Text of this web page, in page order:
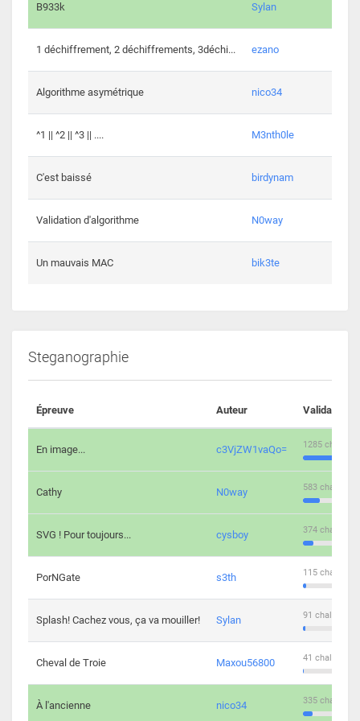
B933k Sylan
1 déchiffrement, 2 déchiffrements, 3déchi... ezano
Algorithme asymétrique nico34
^1 || ^2 || ^3 || .... M3nth0le
C'est baissé birdynam
Validation d'algorithme N0way
Un mauvais MAC bik3te
Steganographie
Épreuve Auteur Validations
En image... c3VjZW1vaQo= 1285
Cathy N0way 583
SVG ! Pour toujours... cysboy 374
PorNGate s3th 115
Splash! Cachez vous, ça va mouiller! Sylan 91
Cheval de Troie Maxou56800 41
À l'ancienne nico34 335